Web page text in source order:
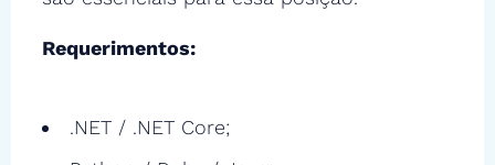
Requerimentos:
.NET / .NET Core;